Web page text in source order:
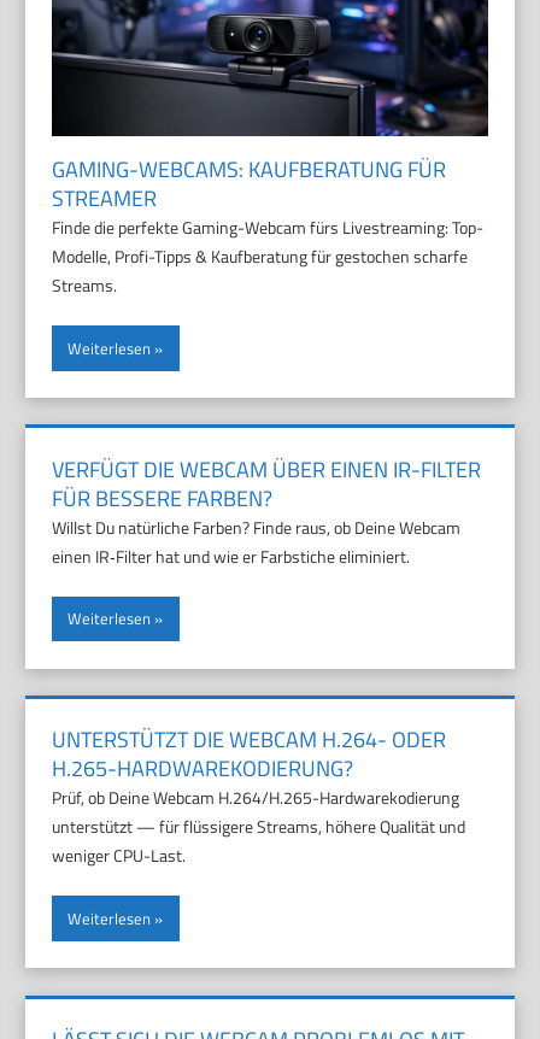
GAMING-WEBCAMS: KAUFBERATUNG FÜR
STREAMER
Finde die perfekte Gaming-Webcam fürs Livestreaming: Top-
Modelle, Profi-Tipps & Kaufberatung für gestochen scharfe
Streams.
Weiterlesen
VERFÜGT DIE WEBCAM ÜBER EINEN IR-FILTER
FÜR BESSERE FARBEN?
Willst Du natürliche Farben? Finde raus, ob Deine Webcam
einen IR‑Filter hat und wie er Farbstiche eliminiert.
Weiterlesen
UNTERSTÜTZT DIE WEBCAM H.264- ODER
H.265-HARDWAREKODIERUNG?
Prüf, ob Deine Webcam H.264/H.265-Hardwarekodierung
unterstützt — für flüssigere Streams, höhere Qualität und
weniger CPU-Last.
Weiterlesen